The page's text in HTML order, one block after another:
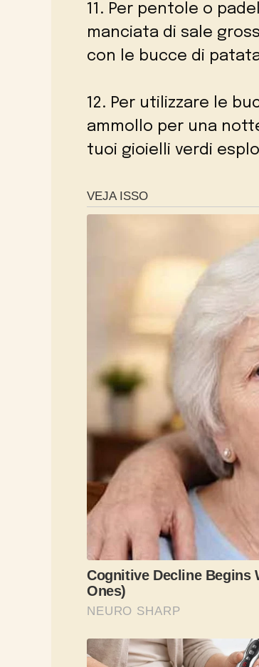
11. Per pentole o
manciata di sale
con le bucce di
12. Per utilizzare le
ammollo per una
tuoi gioielli verdi